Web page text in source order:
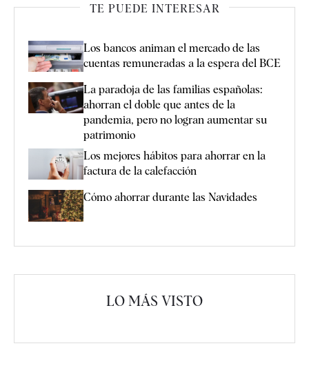
TE PUEDE INTERESAR
Los bancos animan el mercado de las
cuentas remuneradas a la espera del BCE
La paradoja de las familias españolas:
ahorran el doble que antes de la
pandemia, pero no logran aumentar su
patrimonio
Los mejores hábitos para ahorrar en la
factura de la calefacción
Cómo ahorrar durante las Navidades
LO MÁS VISTO